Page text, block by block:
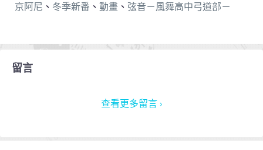
京阿尼 、 冬季新番 、 動畫 、 弦音－風舞高中弓道部－
留言
查看更多留言 ›